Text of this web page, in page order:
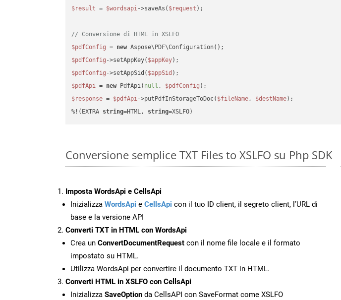
$result = $wordsapi->saveAs( $request );
// Conversione di HTML in XSLFO
$pdfConfig = new
$pdfConfig ->setAppKey( $appKey
$pdfConfig ->setAppSid( $appSid
$pdfApi = new PdfApi( null , $pdfConfig
$response = $pdfApi->putPdfInStorageToDoc( $fileName, $destName);
%!(EXTRA string=HTML, string=XSLFO)
Conversione semplice TXT Files to XSLFO su Php SDK
Imposta WordsApi e CellsApi
Inizializza WordsApi e CellsApi con il tuo ID client, il segreto client, l’URL di
base e la versione API
Converti TXT in HTML con WordsApi
Crea un ConvertDocumentRequest con il nome file locale e il formato
impostato su HTML.
Utilizza WordsApi per convertire il documento TXT in HTML.
Converti HTML in XSLFO con CellsApi
Inizializza SaveOption da CellsAPI con SaveFormat come XSLFO